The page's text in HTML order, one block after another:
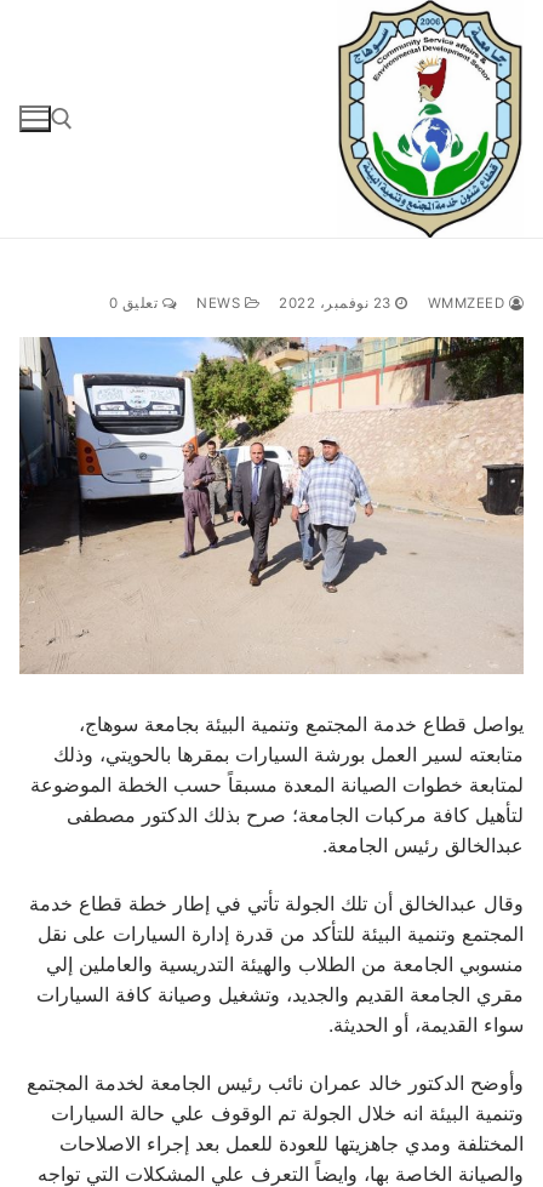
التجاوز
إلى
المحتوى
23 نوفمبر، 2022 تعليق 0
يواصل قطاع خدمة المجتمع وتنمية البيئة بجامعة سوهاج،
متابعته لسير العمل بورشة السيارات بمقرها بالحويتي، وذلك
لمتابعة خطوات الصيانة المعدة مسبقاً حسب الخطة الموضوعة
لتأهيل كافة مركبات الجامعة؛ صرح بذلك الدكتور مصطفى
عبدالخالق رئيس الجامعة.
وقال عبدالخالق أن تلك الجولة تأتي في إطار خطة قطاع خدمة
المجتمع وتنمية البيئة للتأكد من قدرة إدارة السيارات على نقل
منسوبي الجامعة من الطلاب والهيئة التدريسية والعاملين إلي
مقري الجامعة القديم والجديد، وتشغيل وصيانة كافة السيارات
سواء القديمة، أو الحديثة.
وأوضح الدكتور خالد عمران نائب رئيس الجامعة لخدمة المجتمع
وتنمية البيئة انه خلال الجولة تم الوقوف علي حالة السيارات
المختلفة ومدي جاهزيتها للعودة للعمل بعد إجراء الاصلاحات
والصيانة الخاصة بها، وايضاً التعرف علي المشكلات التي تواجه